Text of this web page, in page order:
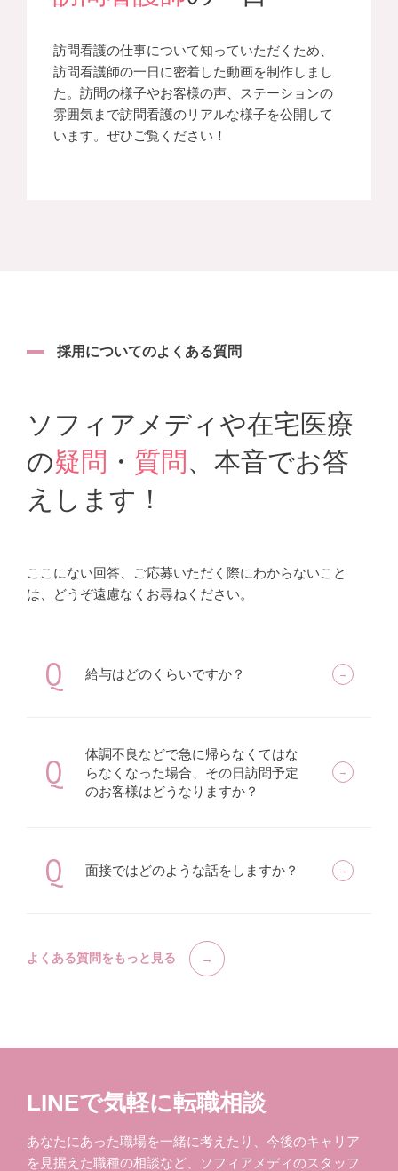
訪問看護の仕事について知っていただくため、
訪問看護師の一日に密着した動画を制作しまし
た。訪問の様子やお客様の声、ステーションの
雰囲気まで訪問看護のリアルな様子を公開して
います。ぜひご覧ください！
採用についてのよくある質問
ソフィアメディや在宅医療
の疑問 ・ 質問 、本音でお答
えします！
ここにない回答、ご応募いただく際にわからないこと
は、どうぞ遠慮なくお尋ねください。
Q 給与はどのくらいですか？
Q
体調不良などで急に帰らなくてはな
らなくなった場合、その日訪問予定
のお客様はどうなりますか？
Q 面接ではどのような話をしますか？
よくある質問をもっと見る
LINEで気軽に転職相談
あなたにあった職場を一緒に考えたり、今後のキャリア
を見据えた職種の相談など、ソフィアメディのスタッフ